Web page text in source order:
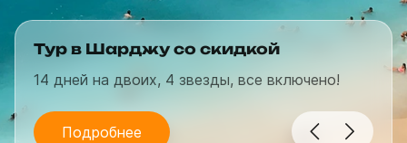
Тур в Шарджу со скидкой
14 дней на двоих, 4 звезды, все включено!
Подробнее